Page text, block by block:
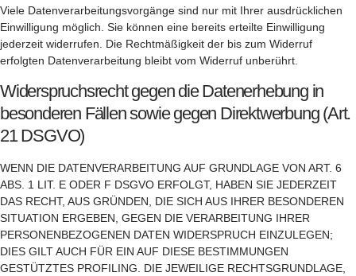
Viele Datenverarbeitungsvorgänge sind nur mit Ihrer ausdrücklichen
Einwilligung möglich. Sie können eine bereits erteilte Einwilligung
jederzeit widerrufen. Die Rechtmäßigkeit der bis zum Widerruf
erfolgten Datenverarbeitung bleibt vom Widerruf unberührt.
Widerspruchsrecht gegen die Datenerhebung in
besonderen Fällen sowie gegen Direktwerbung (Art.
21 DSGVO)
WENN DIE DATENVERARBEITUNG AUF GRUNDLAGE VON ART. 6
ABS. 1 LIT. E ODER F DSGVO ERFOLGT, HABEN SIE JEDERZEIT
DAS RECHT, AUS GRÜNDEN, DIE SICH AUS IHRER BESONDEREN
SITUATION ERGEBEN, GEGEN DIE VERARBEITUNG IHRER
PERSONENBEZOGENEN DATEN WIDERSPRUCH EINZULEGEN;
DIES GILT AUCH FÜR EIN AUF DIESE BESTIMMUNGEN
GESTÜTZTES PROFILING. DIE JEWEILIGE RECHTSGRUNDLAGE,